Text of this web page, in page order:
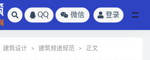
QQ 微信 登录
建筑设计 建筑频道规范 正文